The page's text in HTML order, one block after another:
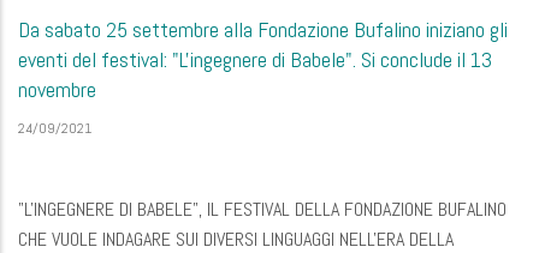
Da sabato 25 settembre alla Fondazione Bufalino iniziano gli
eventi del festival: "L'ingegnere di Babele". Si conclude il 13
novembre
24/09/2021
"L'INGEGNERE DI BABELE", IL FESTIVAL DELLA FONDAZIONE BUFALINO
CHE VUOLE INDAGARE SUI DIVERSI LINGUAGGI NELL'ERA DELLA